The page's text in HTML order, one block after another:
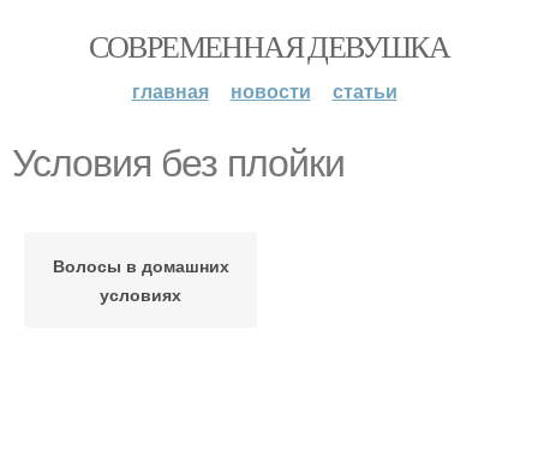
СОВРЕМЕННАЯ ДЕВУШКА
главная новости статьи
Условия без плойки
Волосы в домашних
условиях